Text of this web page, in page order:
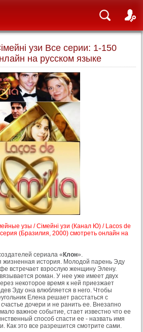
узи Все серии: 1-150
на русском языке
узы / Сімейні узи (Канал Ю) / Lacos de
(Бразилия, 2000) смотреть онлайн на
сериала «Клон».
жизненная история. Молодой парень Эду
встречает взрослую женщину Элену.
роман. У нее уже имеет двух
некоторое время к ней приезжает
Эду она влюбляется в него. Чтобы
Елена решает расстаться с
дочери и не ранить ее. Внезапно
важное событие, стает известно что ее
способ спасти ее - назвать имя
Как это все разрешится смотрите сами.